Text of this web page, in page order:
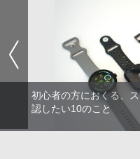
初心者の方におくる、
認したい10のこと